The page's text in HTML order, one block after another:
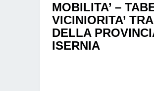
MOBILITA’ –
VICINIORITA’
DELLA
ISERNIA